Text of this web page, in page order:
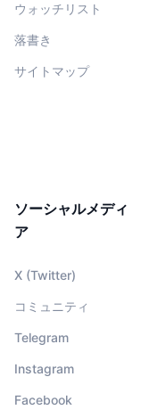
ウォッチリスト
落書き
サイトマップ
ソーシャルメディ
ア
X (Twitter)
コミュニティ
Telegram
Instagram
Facebook